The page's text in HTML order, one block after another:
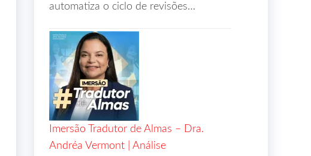
automatiza o ciclo de revisões…
Imersão Tradutor de Almas – Dra.
Andréa Vermont | Análise